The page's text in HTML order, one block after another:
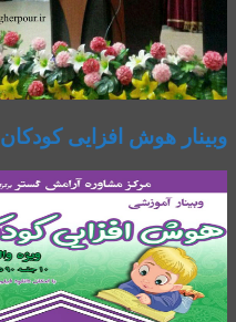
وبینار هوش افزایی کودکان